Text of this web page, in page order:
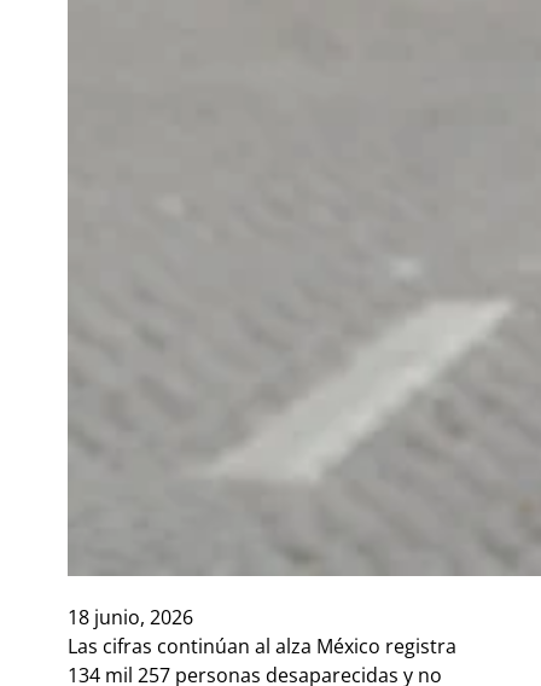
18 junio, 2026
Las cifras continúan al alza México registra
134 mil 257 personas desaparecidas y no